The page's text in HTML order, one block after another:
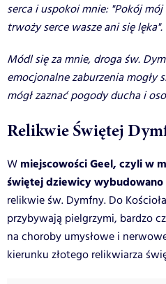
serca i uspokoi mnie: "Pokój
trwoży serce wasze ani się lęka".
Módl się za mnie, droga św.
emocjonalne zaburzenia mogły
mógł zaznać pogody ducha i
Relikwie Świętej
W miejscowości Geel, czyli w
świętej dziewicy
relikwie św. Dymfny. Do
przybywają pielgrzymi, bardzo
na choroby umysłowe i
kierunku złotego relikwiarza